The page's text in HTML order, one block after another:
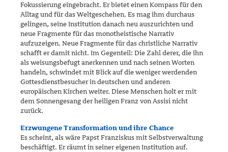
Fokussierung eingebracht. Er bietet einen Kom­pass für den
Alltag und für das Weltgeschehen. Es mag ihm durchaus
gelingen, seine Institution danach neu auszurichten und
neue Frag­mente für das monotheistische Narrativ
aufzuzeigen. Neue Fragmente für das christliche Narrativ
schafft er damit nicht. Im Gegenteil: Die Zahl derer, die ihn
als weisungsbefugt anerkennen und nach seinen Worten
handeln, schwindet mit Blick auf die weniger werdenden
Gottesdienst­besucher in deutschen und anderen
europäischen Kirchen weiter. Diese Menschen holt er mit
dem Sonnengesang der heiligen Franz von Assisi nicht
zurück.
Erzwungene Transformation und ihre Chance
Es scheint, als wäre Papst Franziskus mit Selbstverwaltung
beschäftigt. Er räumt in seiner eigenen Institution auf.